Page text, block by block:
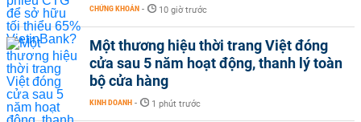
CHỨNG KHOÁN - 10 giờ trước
Một thương hiệu thời trang Việt đóng
cửa sau 5 năm hoạt động, thanh lý toàn
bộ cửa hàng
KINH DOANH - 1 phút trước